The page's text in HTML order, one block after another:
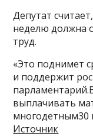
Депутат
неделю должна
труд.
«Это поднимет
и поддержит
выплачивать
многодетным30
Источник